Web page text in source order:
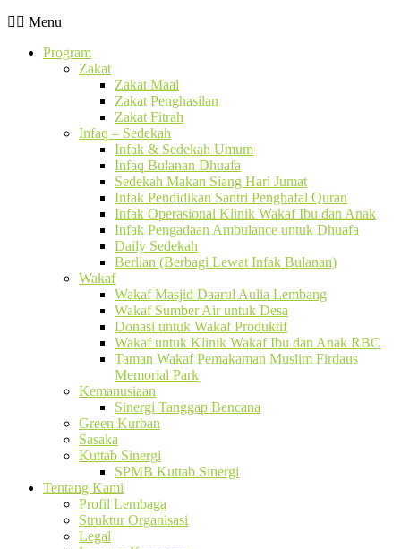
Menu
Program
Zakat
Zakat Maal
Zakat Penghasilan
Zakat Fitrah
Infaq – Sedekah
Infak & Sedekah Umum
Infaq Bulanan Dhuafa
Sedekah Makan Siang Hari Jumat
Infak Pendidikan Santri Penghafal Quran
Infak Operasional Klinik Wakaf Ibu dan Anak
Infak Pengadaan Ambulance untuk Dhuafa
Daily Sedekah
Berlian (Berbagi Lewat Infak Bulanan)
Wakaf
Wakaf Masjid Daarul Aulia Lembang
Wakaf Sumber Air untuk Desa
Donasi untuk Wakaf Produktif
Wakaf untuk Klinik Wakaf Ibu dan Anak RBC
Taman Wakaf Pemakaman Muslim Firdaus
Memorial Park
Kemanusiaan
Sinergi Tanggap Bencana
Green Kurban
Sasaka
Kuttab Sinergi
SPMB Kuttab Sinergi
Tentang Kami
Profil Lembaga
Struktur Organisasi
Legal